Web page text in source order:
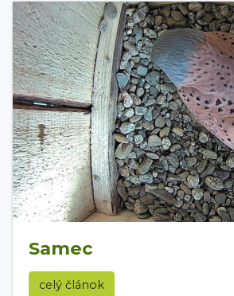
Samec
celý článok